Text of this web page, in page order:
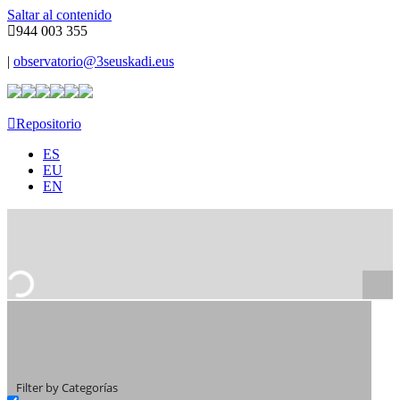
Saltar al contenido
944 003 355
| observatorio@3seuskadi.eus
Repositorio
ES
EU
EN
Filter by Categorías